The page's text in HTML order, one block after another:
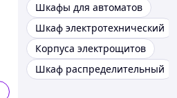
Шкафы для автоматов
Шкаф электротехнический
Корпуса электрощитов
Шкаф распределительный